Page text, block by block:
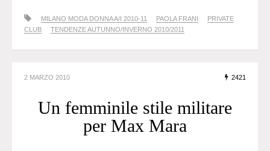
MILANO MODA DONNA A/I 2010-11 PAOLA FRANI
PRIVATE
CLUB
TENDENZE AUTUNNO/INVERNO 2010/2011
2 MARZO 2010 2421
Un femminile stile militare
per Max Mara